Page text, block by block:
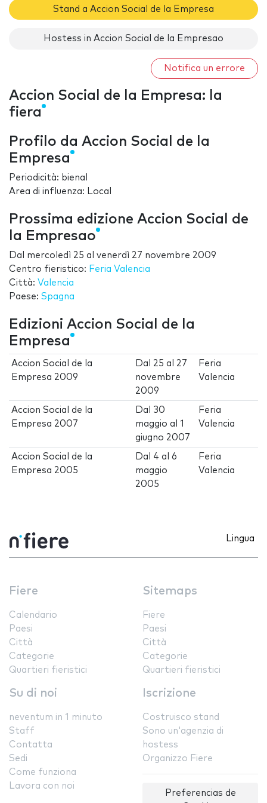
Stand a Accion Social de la Empresa
Hostess in Accion Social de la Empresao
Notifica un errore
Accion Social de la Empresa: la
fiera
Profilo da Accion Social de la
Empresa
Periodicità: bienal
Area di influenza: Local
Prossima edizione Accion Social de
la Empresao
Dal mercoledì 25 al venerdì 27 novembre 2009
Centro fieristico: Feria Valencia
Città: Valencia
Paese: Spagna
Edizioni Accion Social de la
Empresa
Accion Social de la
Empresa 2009
Dal 25 al 27
novembre
2009
Feria
Valencia
Accion Social de la
Empresa 2007
Dal 30
maggio al1
giugno 2007
Feria
Valencia
Accion Social de la
Empresa 2005
Dal 4 al6
maggio
2005
Feria
Valencia
Lingua
Fiere
Calendario
Paesi
Città
Categorie
Quartieri fieristici
Sitemaps
Fiere
Paesi
Città
Categorie
Quartieri fieristici
Su di noi
neventum in 1 minuto
Staff
Contatta
Sedi
Come funziona
Lavora con noi
Iscrizione
Costruisco stand
Sono un'agenzia di
hostess
Organizzo Fiere
Preferencias de